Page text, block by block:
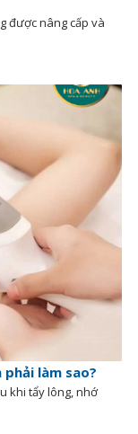
được nâng cấp và
làm sao?
khi tẩy lông, nhớ